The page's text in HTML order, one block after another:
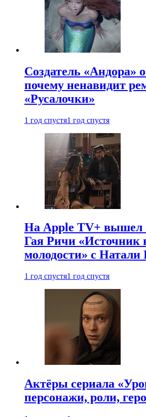
Создатель «Андора»
почему ненавидит
«Русалочки»
1 год спустя1 год спустя
На Apple TV+ вышел
Гая Ричи «Источник
молодости» с
1 год спустя1 год спустя
Актёры сериала
персонажи, роли,